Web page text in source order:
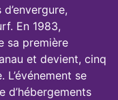
En 1983,
sa première
et devient, cinq
se
d’hébergements